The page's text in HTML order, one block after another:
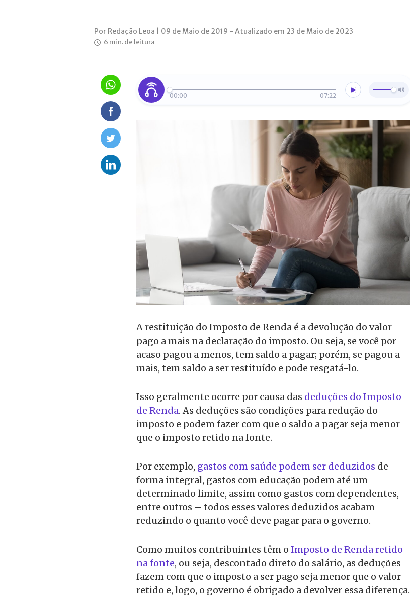
Por Redação Leoa | 09 de Maio de 2019 - Atualizado em 23 de Maio de 2023
6 min. de leitura
00:00 07:22
A restituição do Imposto de Renda é a devolução do valor
pago a mais na declaração do imposto. Ou seja, se você por
acaso pagou a menos, tem saldo a pagar; porém, se pagou a
mais, tem saldo a ser restituído e pode resgatá-lo.
Isso geralmente ocorre por causa das deduções do Imposto
de Renda. As deduções são condições para redução do
imposto e podem fazer com que o saldo a pagar seja menor
que o imposto retido na fonte.
Por exemplo, gastos com saúde podem ser deduzidos de
forma integral, gastos com educação podem até um
determinado limite, assim como gastos com dependentes,
entre outros – todos esses valores deduzidos acabam
reduzindo o quanto você deve pagar para o governo.
Como muitos contribuintes têm o Imposto de Renda retido
na fonte, ou seja, descontado direto do salário, as deduções
fazem com que o imposto a ser pago seja menor que o valor
retido e, logo, o governo é obrigado a devolver essa diferença.